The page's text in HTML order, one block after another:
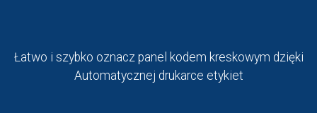
Łatwo i szybko oznacz panel kodem kreskowym dzięki
Automatycznej drukarce etykiet